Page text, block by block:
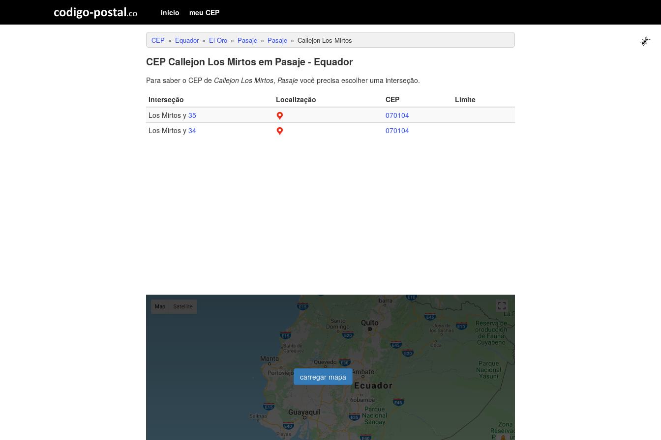
início meu CEP
CEP Equador El Oro Pasaje Pasaje Callejon Los Mirtos
CEP Callejon Los Mirtos em Pasaje - Equador
Para saber o CEP de Callejon Los Mirtos, Pasaje você precisa escolher uma interseção.
Interseção
Localização CEP
Límite
Los Mirtos y 35
070104
Los Mirtos y 34 070104
carregar mapa